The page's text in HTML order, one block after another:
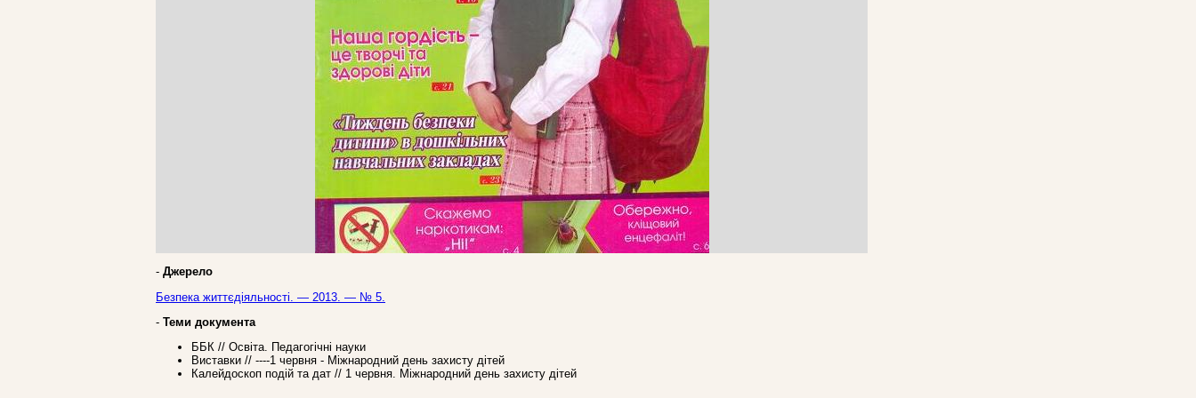
- Джерело
Безпека життєдіяльності. — 2013. — № 5.
- Теми документа
ББК // Освіта. Педагогічні науки
Виставки // ----1 червня - Міжнародний день захисту дітей
Калейдоскоп подій та дат // 1 червня. Міжнародний день захисту дітей